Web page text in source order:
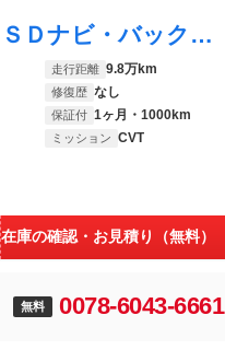
ムーヴ カスタム Ｘリミテッド ＳＡＩＩＩ ＳＤナビ・バックカメラ・Ｂｌｕｅｔｏｏｔｈ・ＥＴＣ・衝突軽減システム・ＬＥＤライト・オートマチックハイビーム・アイドリングストップ・シートヒーター・電動格納ミラー・ステアリングスイッチ
走行距離 9.8万km
修復歴 なし
保証付 1ヶ月・1000km
ミッション CVT
在庫の確認・お見積り（無料）
無料 0078-6043-6661